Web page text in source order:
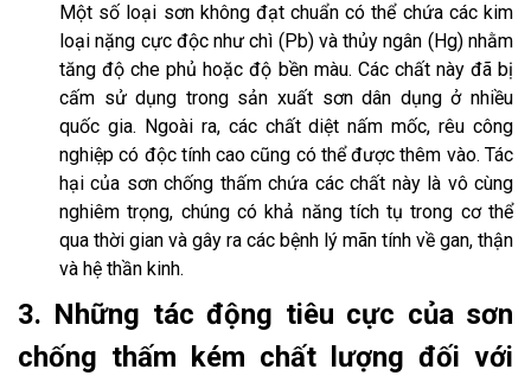
Một số loại sơn không đạt chuẩn có thể chứa các kim
loại nặng cực độc như chì (Pb) và thủy ngân (Hg) nhằm
tăng độ che phủ hoặc độ bền màu. Các chất này đã bị
cấm sử dụng trong sản xuất sơn dân dụng ở nhiều
quốc gia. Ngoài ra, các chất diệt nấm mốc, rêu công
nghiệp có độc tính cao cũng có thể được thêm vào. Tác
hại của sơn chống thấm chứa các chất này là vô cùng
nghiêm trọng, chúng có khả năng tích tụ trong cơ thể
qua thời gian và gây ra các bệnh lý mãn tính về gan, thận
và hệ thần kinh.
3. Những tác động tiêu cực của sơn
chống thấm kém chất lượng đối với